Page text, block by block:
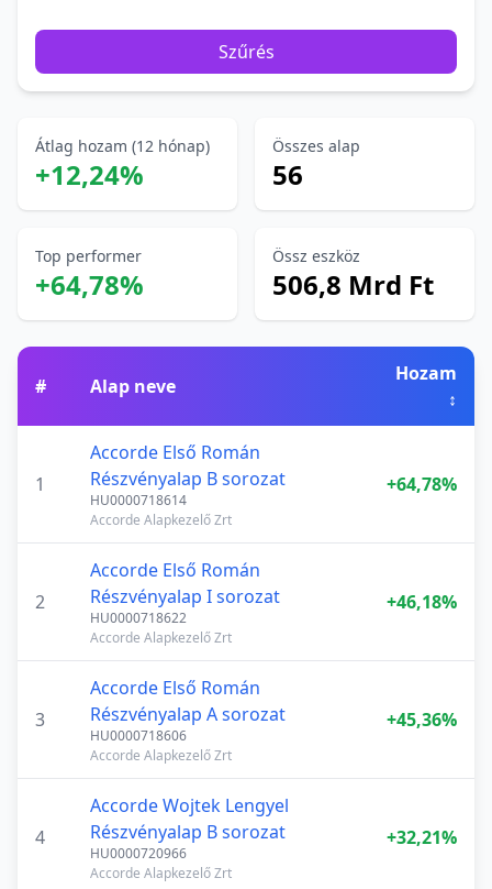
Szűrés
Átlag hozam (12 hónap)
+12,24%
Összes alap
56
Top performer
+64,78%
Össz eszköz
506,8 Mrd Ft
# Alap neve
Hozam
↕
1
Accorde Első Román
Részvényalap B sorozat
HU0000718614
Accorde Alapkezelő Zrt
+64,78%
2
Accorde Első Román
Részvényalap I sorozat
HU0000718622
Accorde Alapkezelő Zrt
+46,18%
3
Accorde Első Román
Részvényalap A sorozat
HU0000718606
Accorde Alapkezelő Zrt
+45,36%
4
Accorde Wojtek Lengyel
Részvényalap B sorozat
HU0000720966
Accorde Alapkezelő Zrt
+32,21%